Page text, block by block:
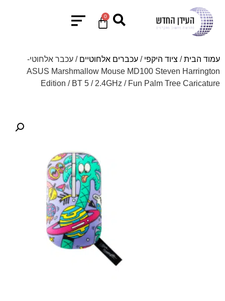
0
עמוד הבית/ ציוד היקפי / עכברים אלחוטיים / עכבר אלחוטי-
ASUS Marshmallow Mouse MD100 Steven Harrington
Edition / BT 5 / 2.4GHz / Fun Palm Tree Caricature